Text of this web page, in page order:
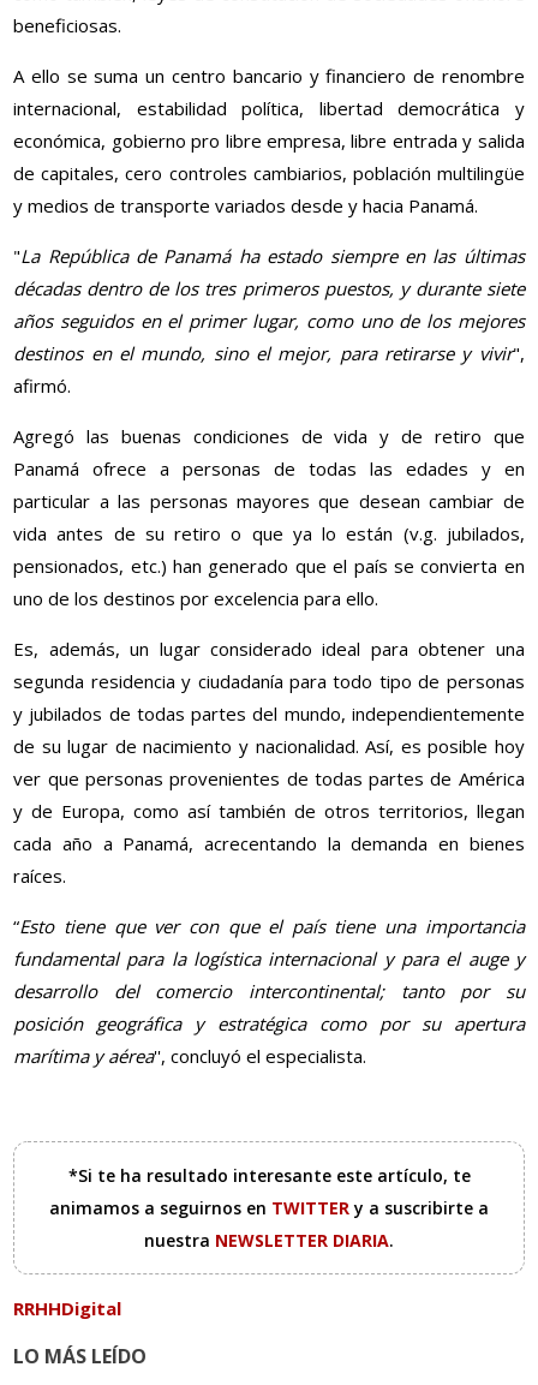
beneficiosas.
A ello se suma un centro bancario y financiero de renombre
internacional, estabilidad política, libertad democrática y
económica, gobierno pro libre empresa, libre entrada y salida
de capitales, cero controles cambiarios, población multilingüe
y medios de transporte variados desde y hacia Panamá.
"La República de Panamá ha estado siempre en las últimas
décadas dentro de los tres primeros puestos, y durante siete
años seguidos en el primer lugar, como uno de los mejores
destinos en el mundo, sino el mejor, para retirarse y vivir",
afirmó.
Agregó las buenas condiciones de vida y de retiro que
Panamá ofrece a personas de todas las edades y en
particular a las personas mayores que desean cambiar de
vida antes de su retiro o que ya lo están (v.g. jubilados,
pensionados, etc.) han generado que el país se convierta en
uno de los destinos por excelencia para ello.
Es, además, un lugar considerado ideal para obtener una
segunda residencia y ciudadanía para todo tipo de personas
y jubilados de todas partes del mundo, independientemente
de su lugar de nacimiento y nacionalidad. Así, es posible hoy
ver que personas provenientes de todas partes de América
y de Europa, como así también de otros territorios, llegan
cada año a Panamá, acrecentando la demanda en bienes
raíces.
“Esto tiene que ver con que el país tiene una importancia
fundamental para la logística internacional y para el auge y
desarrollo del comercio intercontinental; tanto por su
posición geográfica y estratégica como por su apertura
marítima y aérea'', concluyó el especialista.
*Si te ha resultado interesante este artículo, te
animamos a seguirnos en TWITTERy a suscribirte a
nuestra NEWSLETTER DIARIA.
RRHHDigital
LO MÁS LEÍDO